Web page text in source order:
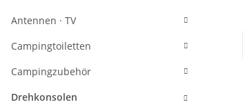
Antennen · TV
Campingtoiletten
Campingzubehör
Drehkonsolen